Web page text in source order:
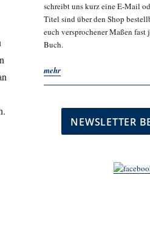
schreibt uns kurz eine E-Mail
Titel sind über den Shop
euch versprochener Maßen fast
Buch.
mehr